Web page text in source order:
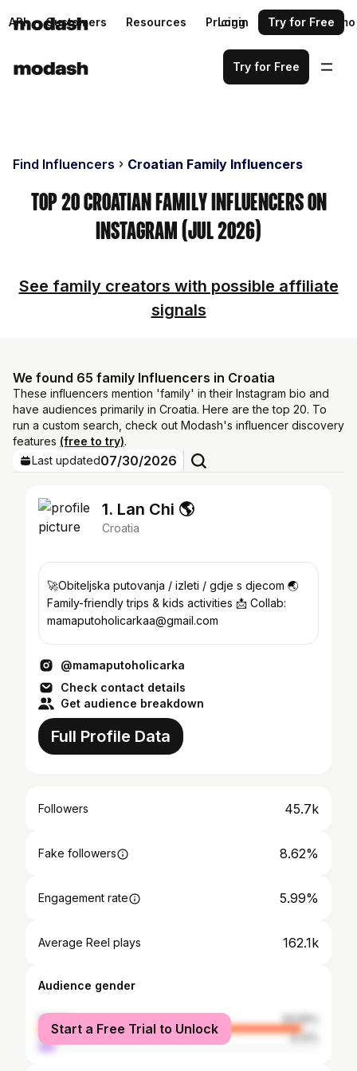
API Customers Resources Pricing Request a demo
Login Try for Free
Try for Free
Find Influencers Croatian Family Influencers
Top 20 Croatian Family Influencers on
Instagram (Jul 2026)
See family creators with possible affiliate
signals
We found 65 family Influencers in Croatia
These influencers mention 'family' in their Instagram bio and
have audiences primarily in Croatia. Here are the top 20. To
run a custom search, check out Modash's influencer discovery
features (free to try).
Last updated07/30/2026
1. Lan Chi 🌎
Croatia
🚀Obiteljska putovanja / izleti / gdje s djecom 🌏
Family-friendly trips & kids activities 📩 Collab:
mamaputoholicarkaa@gmail.com
@mamaputoholicarka
Check contact details
Get audience breakdown
Full Profile Data
Followers 45.7k
Fake followers 8.62%
Engagement rate 5.99%
Average Reel plays 162.1k
Audience gender
female
93.59%
male
6.41%
Start a Free Trial to Unlock